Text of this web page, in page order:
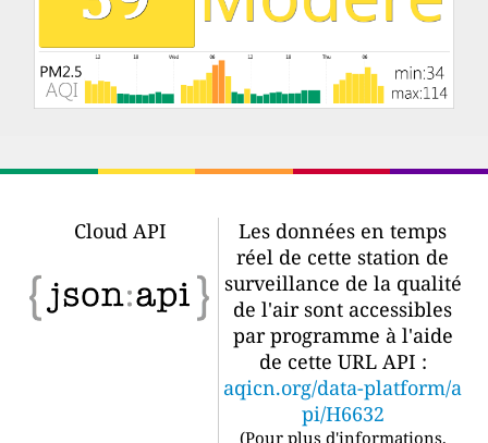
Cloud API
Les données en temps
réel de cette station de
surveillance de la qualité
de l'air sont accessibles
par programme à l'aide
de cette URL API :
aqicn.org/data-platform/a
pi/H6632
(Pour plus d'informations,